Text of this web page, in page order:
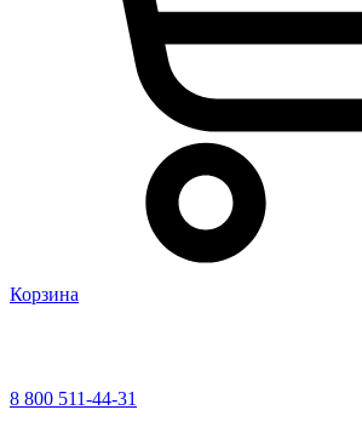
Корзина
8 800 511-44-31